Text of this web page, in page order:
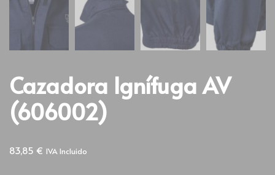
Cazadora Ignífuga AV
(606002)
83,85 € IVA Incluido